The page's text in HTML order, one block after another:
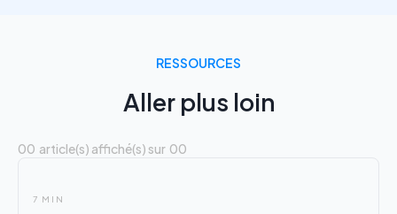
RESSOURCES
Aller plus loin
00 article(s) affiché(s) sur 00
7 MIN